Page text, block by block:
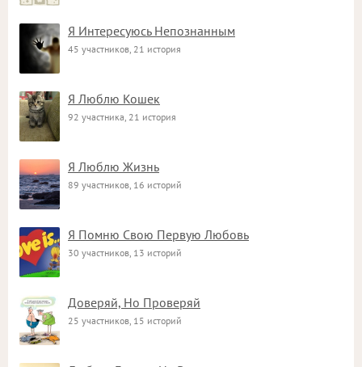
Я Интересуюсь Непознанным
45 участников, 21 история
Я Люблю Кошек
92 участника, 21 история
Я Люблю Жизнь
89 участников, 16 историй
Я Помню Свою Первую Любовь
30 участников, 13 историй
Доверяй, Но Проверяй
25 участников, 15 историй